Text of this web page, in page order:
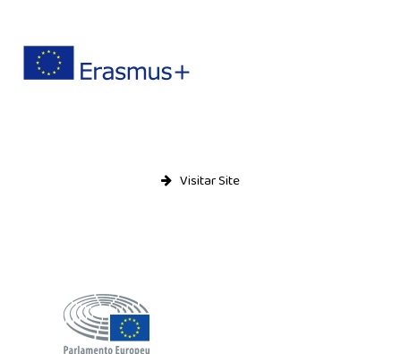
Visitar Site